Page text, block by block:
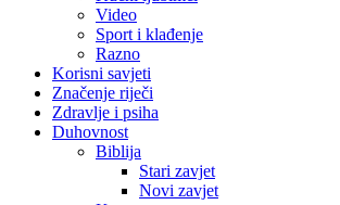
Video
Sport i klađenje
Razno
Korisni savjeti
Značenje riječi
Zdravlje i psiha
Duhovnost
Biblija
Stari zavjet
Novi zavjet